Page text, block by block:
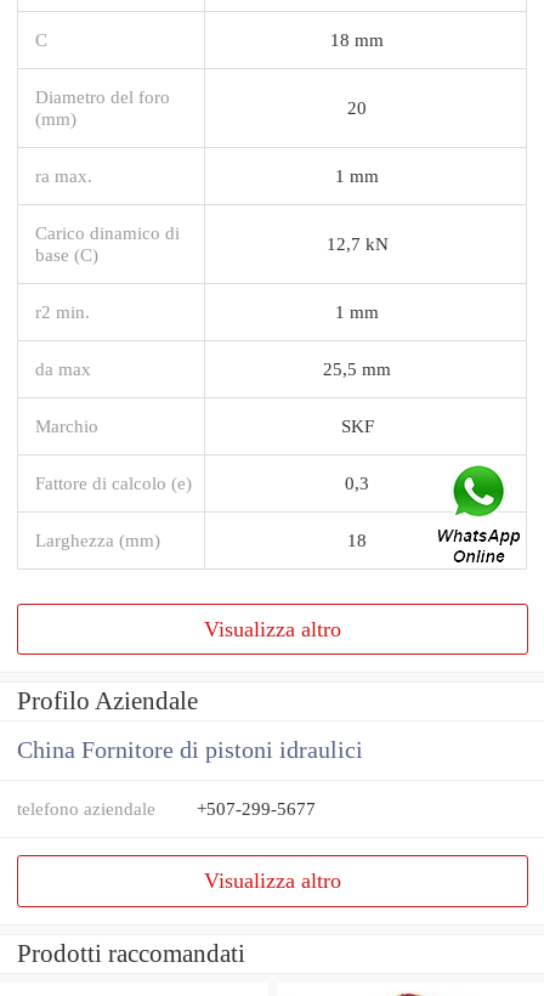
C 18 mm
Diametro del foro
(mm)
20
ra max. 1 mm
Carico dinamico di
base (C)
12,7 kN
r2 min. 1 mm
da max 25,5 mm
Marchio SKF
Fattore di calcolo (e) 0,3
Larghezza (mm) 18
Visualizza altro
Profilo Aziendale
China Fornitore di pistoni idraulici
telefono aziendale +507-299-5677
Visualizza altro
Prodotti raccomandati